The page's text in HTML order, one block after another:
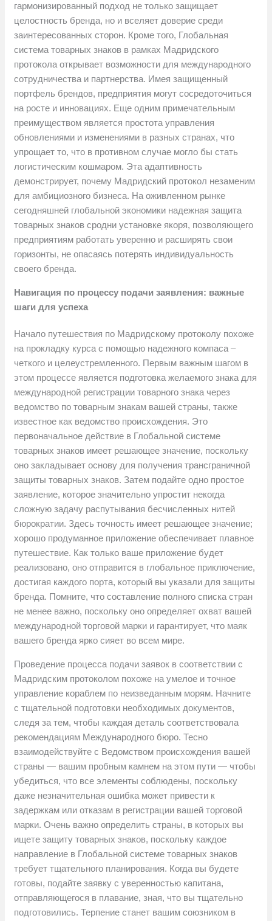
гармонизированный подход не только защищает
целостность бренда, но и вселяет доверие среди
заинтересованных сторон. Кроме того, Глобальная
система товарных знаков в рамках Мадридского
протокола открывает возможности для международного
сотрудничества и партнерства. Имея защищенный
портфель брендов, предприятия могут сосредоточиться
на росте и инновациях. Еще одним примечательным
преимуществом является простота управления
обновлениями и изменениями в разных странах, что
упрощает то, что в противном случае могло бы стать
логистическим кошмаром. Эта адаптивность
демонстрирует, почему Мадридский протокол незаменим
для амбициозного бизнеса. На оживленном рынке
сегодняшней глобальной экономики надежная защита
товарных знаков сродни установке якоря, позволяющего
предприятиям работать уверенно и расширять свои
горизонты, не опасаясь потерять индивидуальность
своего бренда.
Навигация по процессу подачи заявления: важные
шаги для успеха
Начало путешествия по Мадридскому протоколу похоже
на прокладку курса с помощью надежного компаса –
четкого и целеустремленного. Первым важным шагом в
этом процессе является подготовка желаемого знака для
международной регистрации товарного знака через
ведомство по товарным знакам вашей страны, также
известное как ведомство происхождения. Это
первоначальное действие в Глобальной системе
товарных знаков имеет решающее значение, поскольку
оно закладывает основу для получения трансграничной
защиты товарных знаков. Затем подайте одно простое
заявление, которое значительно упростит некогда
сложную задачу распутывания бесчисленных нитей
бюрократии. Здесь точность имеет решающее значение;
хорошо продуманное приложение обеспечивает плавное
путешествие. Как только ваше приложение будет
реализовано, оно отправится в глобальное приключение,
достигая каждого порта, который вы указали для защиты
бренда. Помните, что составление полного списка стран
не менее важно, поскольку оно определяет охват вашей
международной торговой марки и гарантирует, что маяк
вашего бренда ярко сияет во всем мире.
Проведение процесса подачи заявок в соответствии с
Мадридским протоколом похоже на умелое и точное
управление кораблем по неизведанным морям. Начните
с тщательной подготовки необходимых документов,
следя за тем, чтобы каждая деталь соответствовала
рекомендациям Международного бюро. Тесно
взаимодействуйте с Ведомством происхождения вашей
страны — вашим пробным камнем на этом пути — чтобы
убедиться, что все элементы соблюдены, поскольку
даже незначительная ошибка может привести к
задержкам или отказам в регистрации вашей торговой
марки. Очень важно определить страны, в которых вы
ищете защиту товарных знаков, поскольку каждое
направление в Глобальной системе товарных знаков
требует тщательного планирования. Когда вы будете
готовы, подайте заявку с уверенностью капитана,
отправляющегося в плавание, зная, что вы тщательно
подготовились. Терпение станет вашим союзником в